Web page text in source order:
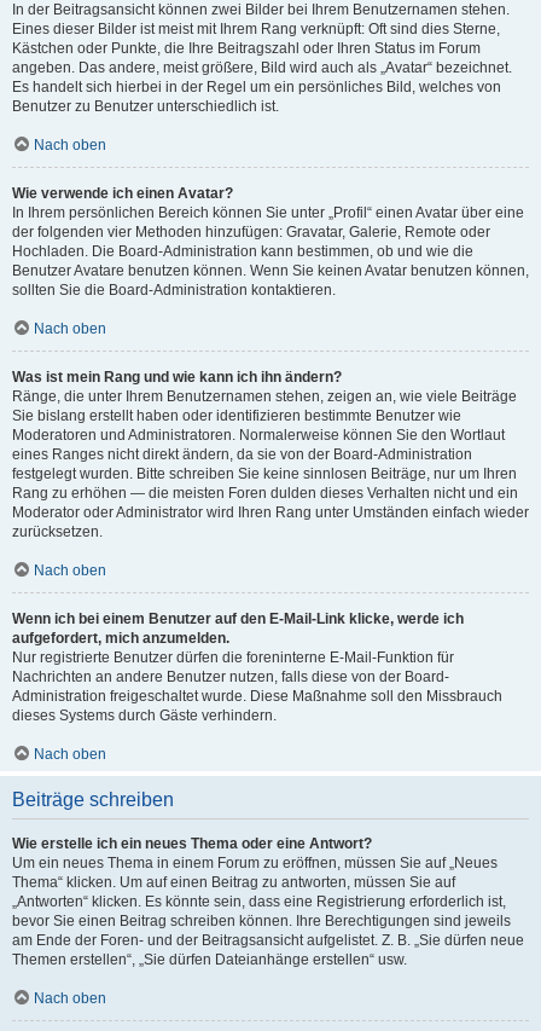
In der Beitragsansicht können zwei Bilder bei Ihrem Benutzernamen stehen.
Eines dieser Bilder ist meist mit Ihrem Rang verknüpft: Oft sind dies Sterne,
Kästchen oder Punkte, die Ihre Beitragszahl oder Ihren Status im Forum
angeben. Das andere, meist größere, Bild wird auch als „Avatar“ bezeichnet.
Es handelt sich hierbei in der Regel um ein persönliches Bild, welches von
Benutzer zu Benutzer unterschiedlich ist.
Nach oben
Wie verwende ich einen Avatar?
In Ihrem persönlichen Bereich können Sie unter „Profil“ einen Avatar über eine
der folgenden vier Methoden hinzufügen: Gravatar, Galerie, Remote oder
Hochladen. Die Board-Administration kann bestimmen, ob und wie die
Benutzer Avatare benutzen können. Wenn Sie keinen Avatar benutzen können,
sollten Sie die Board-Administration kontaktieren.
Nach oben
Was ist mein Rang und wie kann ich ihn ändern?
Ränge, die unter Ihrem Benutzernamen stehen, zeigen an, wie viele Beiträge
Sie bislang erstellt haben oder identifizieren bestimmte Benutzer wie
Moderatoren und Administratoren. Normalerweise können Sie den Wortlaut
eines Ranges nicht direkt ändern, da sie von der Board-Administration
festgelegt wurden. Bitte schreiben Sie keine sinnlosen Beiträge, nur um Ihren
Rang zu erhöhen — die meisten Foren dulden dieses Verhalten nicht und ein
Moderator oder Administrator wird Ihren Rang unter Umständen einfach wieder
zurücksetzen.
Nach oben
Wenn ich bei einem Benutzer auf den E-Mail-Link klicke, werde ich
aufgefordert, mich anzumelden.
Nur registrierte Benutzer dürfen die foreninterne E-Mail-Funktion für
Nachrichten an andere Benutzer nutzen, falls diese von der Board-
Administration freigeschaltet wurde. Diese Maßnahme soll den Missbrauch
dieses Systems durch Gäste verhindern.
Nach oben
Beiträge schreiben
Wie erstelle ich ein neues Thema oder eine Antwort?
Um ein neues Thema in einem Forum zu eröffnen, müssen Sie auf „Neues
Thema“ klicken. Um auf einen Beitrag zu antworten, müssen Sie auf
„Antworten“ klicken. Es könnte sein, dass eine Registrierung erforderlich ist,
bevor Sie einen Beitrag schreiben können. Ihre Berechtigungen sind jeweils
am Ende der Foren- und der Beitragsansicht aufgelistet. Z. B. „Sie dürfen neue
Themen erstellen“, „Sie dürfen Dateianhänge erstellen“ usw.
Nach oben